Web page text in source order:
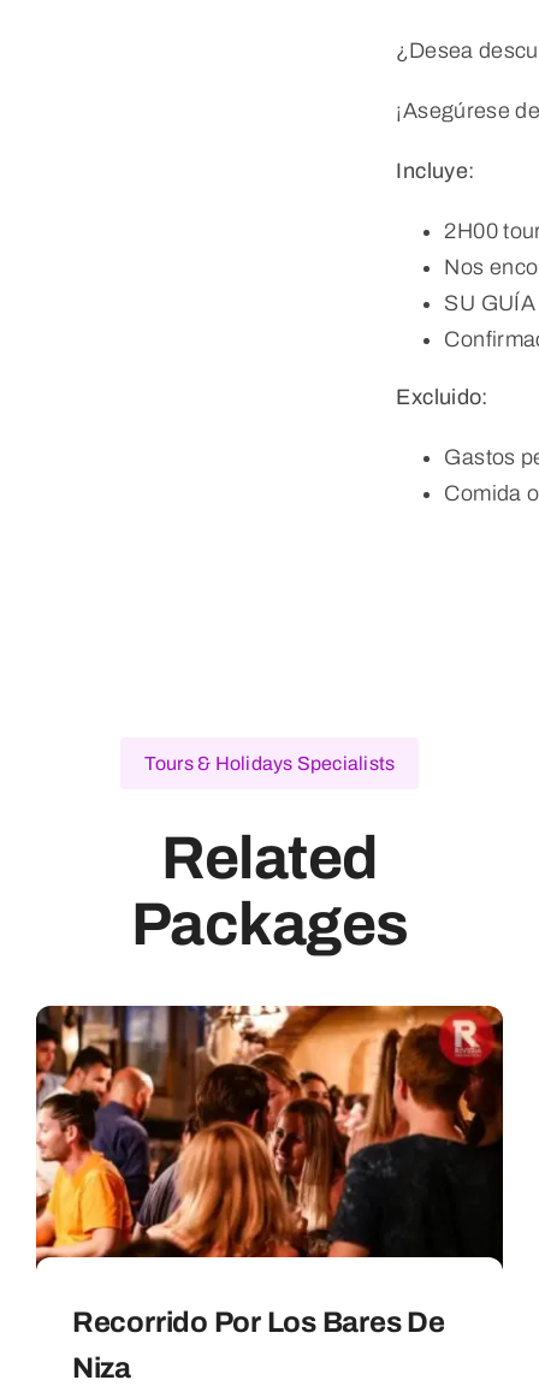
¿Desea
¡Asegúrese
Incluye:
2H00
Nos
SU
Excluido:
Gastos
Comida
Tours & Holidays Specialists
Related
Packages
Recorrido Por Los Bares De
Niza